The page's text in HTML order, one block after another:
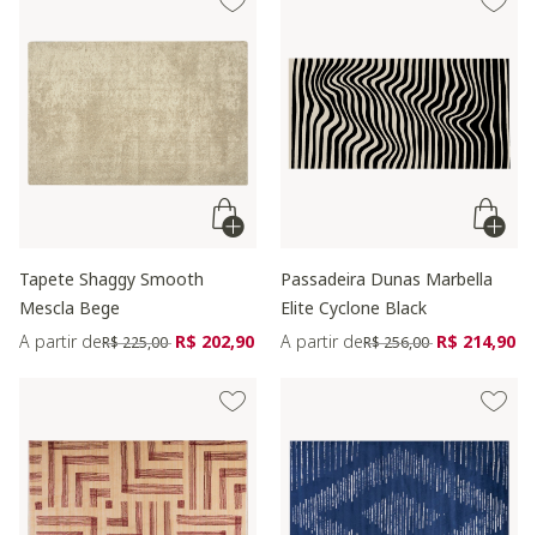
Tapete Shaggy Smooth
Mescla Bege
A partir dePreço reduzido de
R$ 225,00 para
R$ 202,90
Passadeira Dunas Marbella
Elite Cyclone Black
A partir dePreço reduzido de
R$ 256,00 para
R$ 214,90